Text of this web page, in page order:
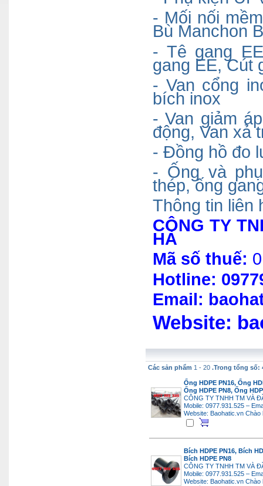
- Mối nối
Bù Manchon
- Tê gang
gang EE, Cút
- Van cổng
bích inox
- Van giảm
động, Van xả
- Đồng hồ đo
- Ống và
thép, ống
Thông tin liên
CÔNG TY
HÀ
Mã số thuế:
Hotline:
Email:
Website:
Các sản phẩm 1 - 20 .Trong tổng số:
Ống HDPE PN16, Ống
Ống HDPE PN8, Ống
CÔNG TY TNHH TM VÀ
Mobile: 0977.931.525 –
Website: Baohatic.vn Chào
Bích HDPE PN16, Bích
Bích HDPE PN8
CÔNG TY TNHH TM VÀ
Mobile: 0977.931.525 –
Website: Baohatic.vn Chào